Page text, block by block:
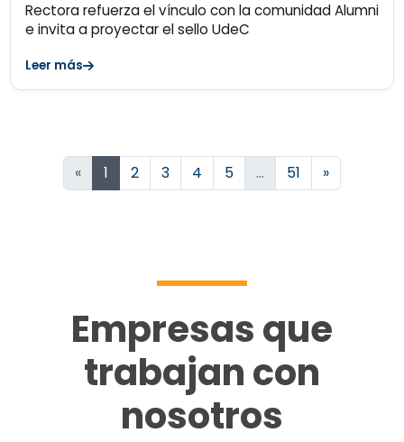
Rectora refuerza el vínculo con la comunidad Alumni
e invita a proyectar el sello UdeC
Leer más
« 1 2 3 4 5 … 51 »Siguiente
Empresas que
trabajan con
nosotros